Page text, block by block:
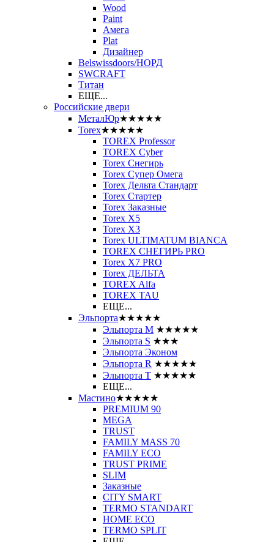
Wood
Paint
Амега
Plat
Дизайнер
Belswissdoors/НОРД
SWCRAFT
Титан
ЕЩЕ...
Российские двери
МеталЮр★★★★★
Torex★★★★★
TOREX Professor
TOREX Cyber
Torex Снегирь
Torex Супер Омега
Torex Дельта Стандарт
Torex Стартер
Torex Заказные
Torex Х5
Torex Х3
Torex ULTIMATUM BIANCA
TOREX СНЕГИРЬ PRO
Torex X7 PRO
Torex ДЕЛЬТА
TOREX Alfa
TOREX TAU
ЕЩЕ...
Эльпорта★★★★★
Эльпорта M ★★★★★
Эльпорта S ★★★
Эльпорта Эконом
Эльпорта R ★★★★★
Эльпорта Т ★★★★★
ЕЩЕ...
Мастино★★★★★
PREMIUM 90
MEGA
TRUST
FAMILY MASS 70
FAMILY ECO
TRUST PRIME
SLIM
Заказные
CITY SMART
TERMO STANDART
HOME ECO
ТЕRМО SPLIT